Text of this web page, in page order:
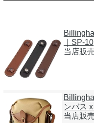
｜SP-10
当店販
ンバス
当店販